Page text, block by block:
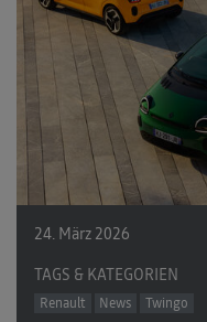
24. März 2026
TAGS & KATEGORIEN
Renault News Twingo